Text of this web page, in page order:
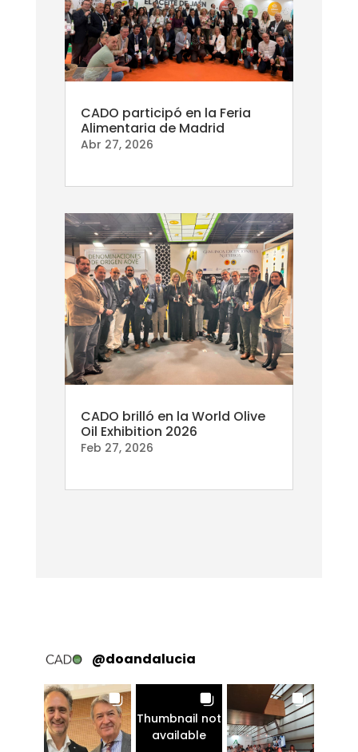
CADO participó en la Feria
Alimentaria de Madrid
Abr 27, 2026
CADO brilló en la World Olive
Oil Exhibition 2026
Feb 27, 2026
@doandalucia
Thumbnail not
available